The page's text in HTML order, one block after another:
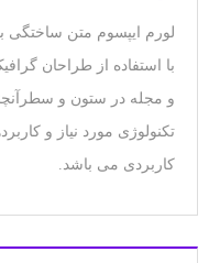
لورم ایپسوم متن ساختگی
با استفاده از طراحان
و مجله در ستون و
تکنولوژی مورد نیاز و
کاربردی می باشد.